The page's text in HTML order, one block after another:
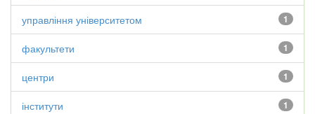
1
управління університетом
1
факультети
1
центри
1
інститути